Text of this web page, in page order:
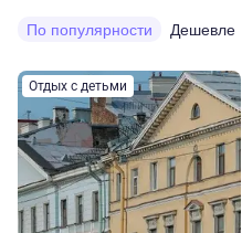
По популярности Дешевле
Отдых с детьми